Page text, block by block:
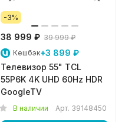
-3%
38 999 ₽ 39 999 ₽
Кешбэк+3 899 ₽
Телевизор 55" TCL
55P6K 4K UHD 60Hz HDR
GoogleTV
В наличии Арт. 39148450